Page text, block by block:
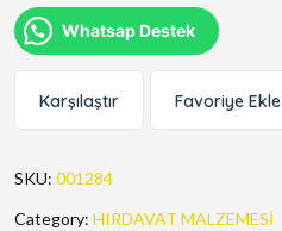
Whatsap Destek
Karşılaştır Favoriye Ekle
SKU: 001284
Category: HIRDAVAT MALZEMESİ